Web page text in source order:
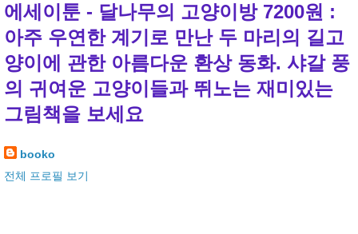
에세이툰 - 달나무의 고양이방 7200원 :
아주 우연한 계기로 만난 두 마리의 길고
양이에 관한 아름다운 환상 동화. 샤갈 풍
의 귀여운 고양이들과 뛰노는 재미있는
그림책을 보세요
booko
전체 프로필 보기